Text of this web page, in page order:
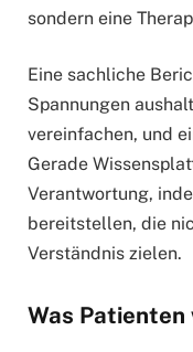
sondern eine
Eine sachliche
Spannungen
vereinfachen, und
Gerade
Verantwortung,
bereitstellen, die
Verständnis zielen.
Was